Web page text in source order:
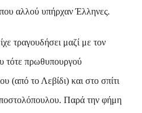
αλλού υπήρχαν Έλληνες.
τραγουδήσει μαζί με τον
τότε πρωθυπουργού
(από το Λεβίδι) και στο σπίτι
Παρά την φήμη